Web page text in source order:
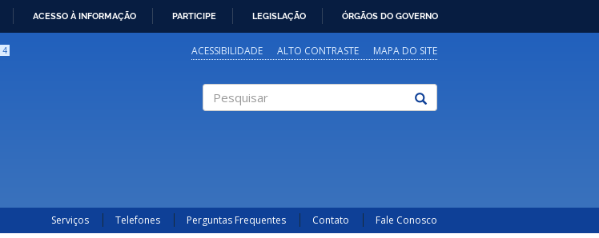
ACESSO À INFORMAÇÃO PARTICIPE LEGISLAÇÃO ÓRGÃOS DO GOVERNO
4 ACESSIBILIDADE ALTO CONTRASTE MAPA DO SITE
Serviços Telefones Perguntas Frequentes Contato Fale Conosco